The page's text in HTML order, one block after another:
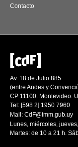
Contacto
Av. 18 de Julio 885
(entre Andes y
CP 11100. Montevideo.
Tel: [598 2] 1950 7960
Mail: CdF@imm.gub.uy
Lunes, miércoles,
Martes: de 10 a 21 h.